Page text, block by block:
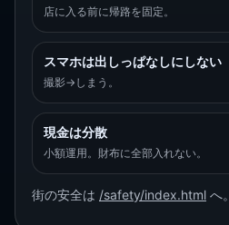
店に入る前に帰路を固定。
スマホは出しっぱなしにしない
撮影→しまう。
現金は分散
小額運用。財布に全部入れない。
街の安全は /safety/index.html へ。